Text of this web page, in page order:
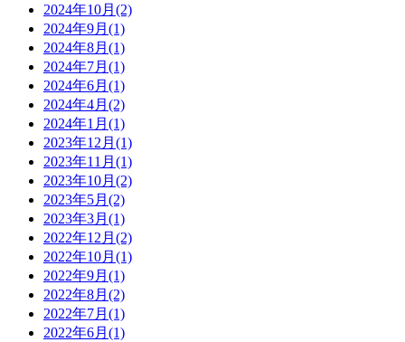
2024年10月(2)
2024年9月(1)
2024年8月(1)
2024年7月(1)
2024年6月(1)
2024年4月(2)
2024年1月(1)
2023年12月(1)
2023年11月(1)
2023年10月(2)
2023年5月(2)
2023年3月(1)
2022年12月(2)
2022年10月(1)
2022年9月(1)
2022年8月(2)
2022年7月(1)
2022年6月(1)